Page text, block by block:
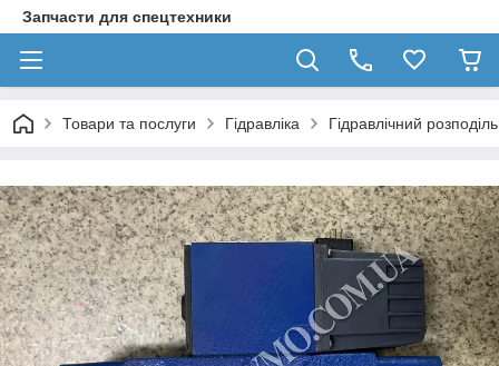
Запчасти для спецтехники
Товари та послуги Гідравліка Гідравлічний